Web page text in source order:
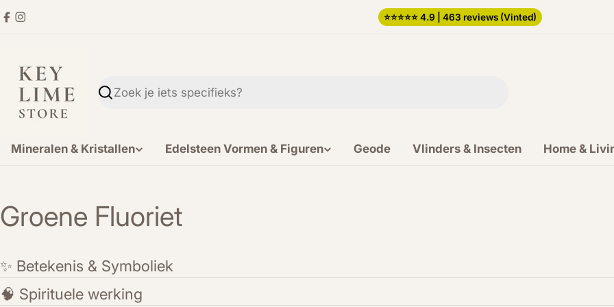
Ga
inhoud
Facebook
Instagram
⭐️⭐️⭐️⭐️⭐️ 4.9 | 463 reviews (Vinted)
Zoekopdracht
Mineralen & Kristallen Edelsteen Vormen & Figuren Geode Vlinders & Insecten Home &
Groene Fluoriet
✨ Betekenis & Symboliek
🧠 Spirituele werking